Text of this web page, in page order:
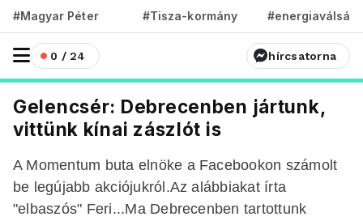
#Magyar Péter #Tisza-kormány #energiaválság
0 / 24 hírcsatorna
Gelencsér: Debrecenben jártunk,
vittünk kínai zászlót is
A Momentum buta elnöke a Facebookon számolt
be legújabb akciójukról.Az alábbiakat írta
"elbaszós" Feri...Ma Debrecenben tartottunk